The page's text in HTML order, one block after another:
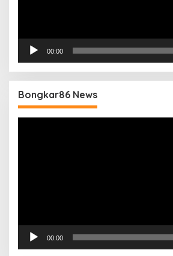
00:00
Bongkar86 News
00:00